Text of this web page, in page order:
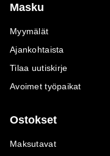
Masku
Myymälät
Ajankohtaista
Tilaa uutiskirje
Avoimet työpaikat
Ostokset
Maksutavat